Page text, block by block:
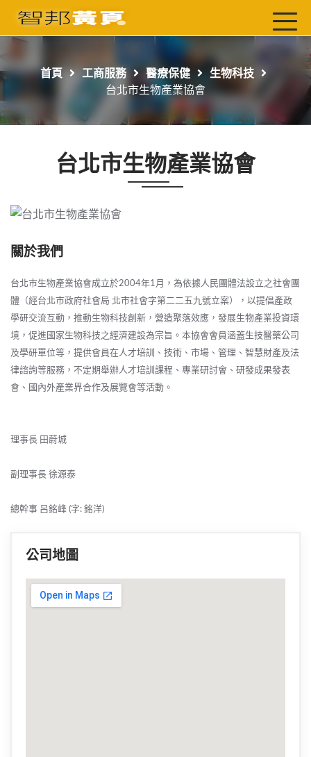
首頁
工商服務
首頁 工商服務 醫療保健
生物科技
台北市生物產業協會
台北市生物產業協會
關於我們
台北市生物產業協會成立於2004年1月，為依據人民團體法設立之社會團
體（經台北市政府社會局 北市社會字第二二五九號立案），以提倡產政
學研交流互動，推動生物科技創新，營造聚落效應，發展生物產業投資環
境，促進國家生物科技之經濟建設為宗旨。本協會會員涵蓋生技醫藥公司
及學研單位等，提供會員在人才培訓、技術、市場、管理、智慧財產及法
律諮詢等服務，不定期舉辦人才培訓課程、專業研討會、研發成果發表
會、國內外產業界合作及展覽會等活動。
理事長 田蔚城
副理事長 徐源泰
總幹事 呂銘峰 (字: 銘洋)
公司地圖